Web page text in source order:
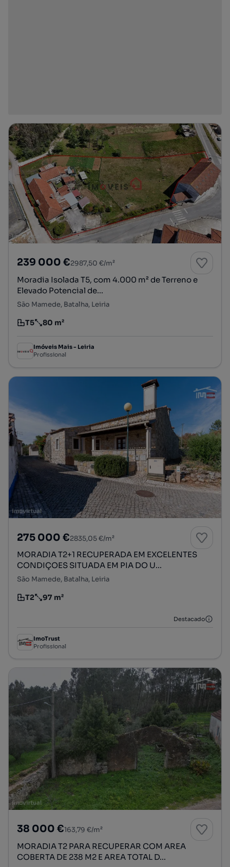
239 000 €2987,50 €/m²
Moradia Isolada T5, com 4.000 m² de Terreno e
Elevado Potencial de...
São Mamede, Batalha, Leiria
Tipologia
T5
Preço por metro quadrado
80 m²
Imóveis Mais - Leiria
Profissional
275 000 €2835,05 €/m²
MORADIA T2+1 RECUPERADA EM EXCELENTES
CONDIÇOES SITUADA EM PIA DO U...
São Mamede, Batalha, Leiria
Tipologia
T2
Preço por metro quadrado
97 m²
Destacado
ImoTrust
Profissional
38 000 €163,79 €/m²
MORADIA T2 PARA RECUPERAR COM AREA
COBERTA DE 238 M2 E AREA TOTAL D...